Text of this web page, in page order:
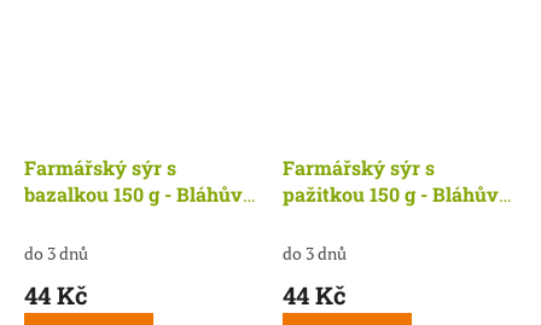
Farmářský sýr s
bazalkou 150 g - Bláhův
do 3 dnů
44 Kč
Farmářský sýr s
pažitkou 150 g - Bláhův
do 3 dnů
44 Kč